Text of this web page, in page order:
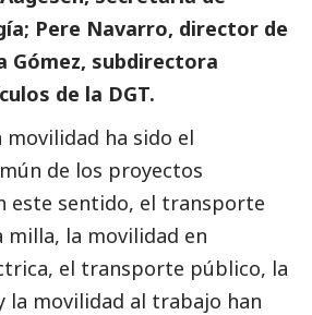
Pere Navarro, director de
Gómez, subdirectora
de la DGT.
movilidad ha sido el
de los proyectos
este sentido, el transporte
milla, la movilidad en
el transporte público, la
la movilidad al trabajo han